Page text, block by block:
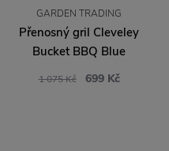
GARDEN TRADING
Přenosný gril Cleveley
Bucket BBQ Blue
1 075 Kč 699 Kč